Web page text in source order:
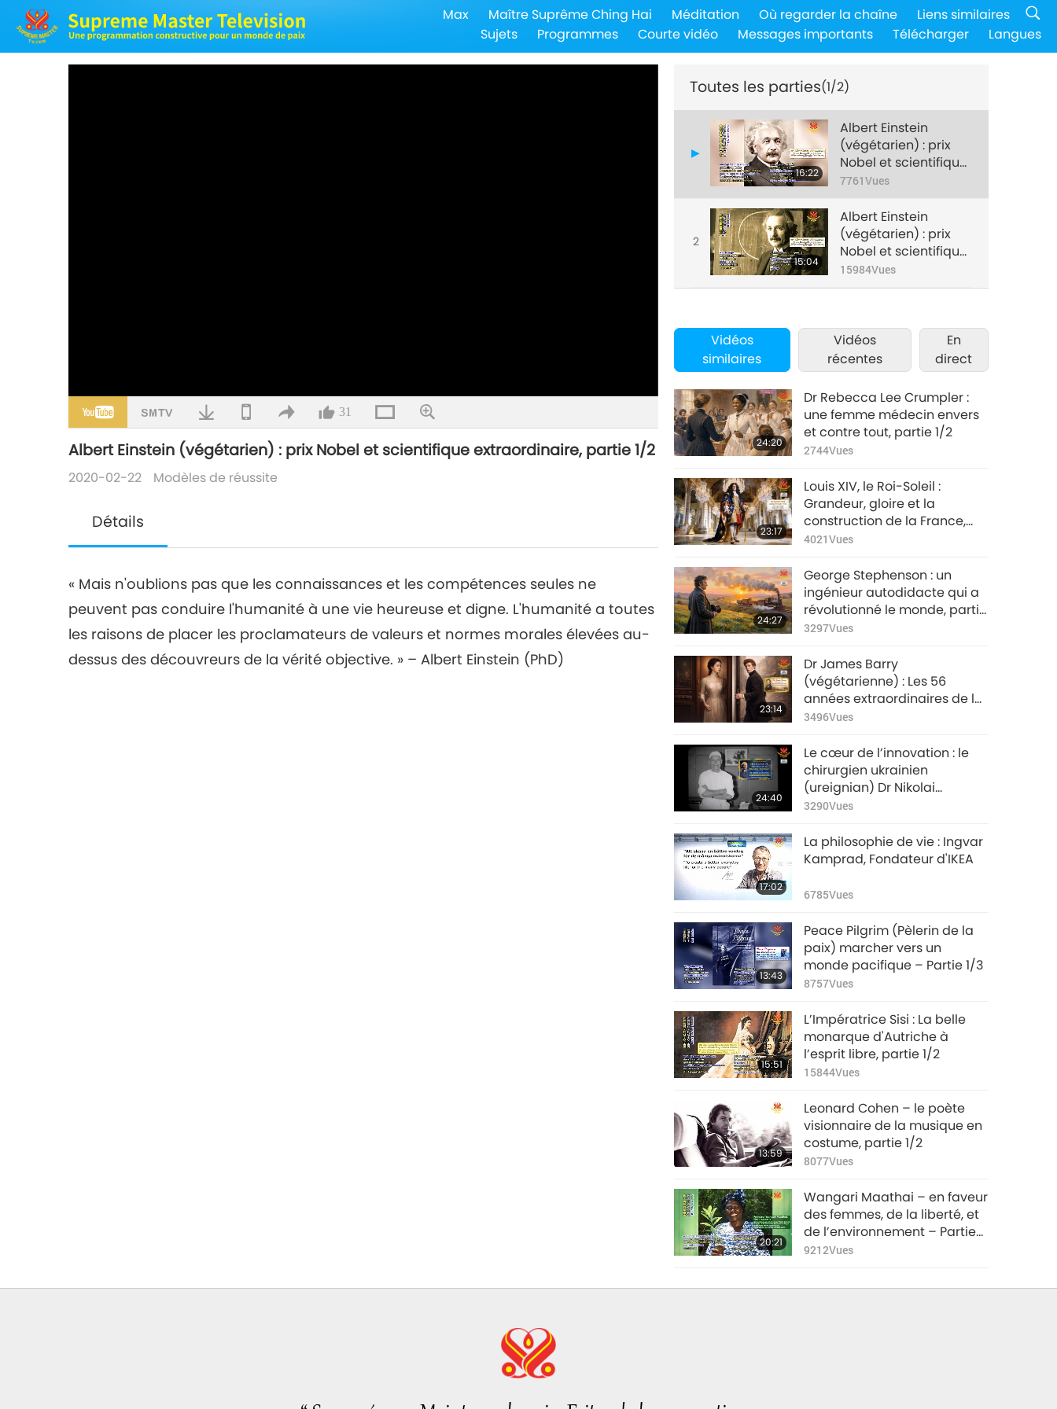
Max Maître Suprême Ching Hai Méditation Où regarder la chaîne
Liens similaires
Sujets
Programmes Courte vidéo Messages importants Télécharger Langues
31
Albert Einstein (végétarien) : prix ​​Nobel et scientifique extraordinaire, partie 1/2
2020-02-22 Modèles de réussite
Détails
« Mais n'oublions pas que les connaissances et les compétences seules ne
peuvent pas conduire l'humanité à une vie heureuse et digne. L'humanité a toutes
les raisons de placer les proclamateurs de valeurs et normes morales élevées au-
dessus des découvreurs de la vérité objective. » – Albert Einstein (PhD)
Toutes les parties(1/2)
16:22
Albert Einstein
(végétarien) : prix ​​
Nobel et scientifique
extraordinaire, partie
1/2
7761Vues
2
15:04
Albert Einstein
(végétarien) : prix ​​
Nobel et scientifique
extraordinaire, partie
2/2
15984Vues
Vidéos
similaires
Vidéos
récentes
En
direct
24:20
Dr Rebecca Lee Crumpler :
une femme médecin envers
et contre tout, partie 1/2
2744Vues
23:17
Louis XIV, le Roi-Soleil :
Grandeur, gloire et la
construction de la France,
partie 1/3
4021Vues
24:27
George Stephenson : un
ingénieur autodidacte qui a
révolutionné le monde, partie
1/2
3297Vues
23:14
Dr James Barry
(végétarienne) : Les 56
années extraordinaires de la
vie secrète d’une
3496Vues
24:40
Le cœur de l’innovation : le
chirurgien ukrainien
(ureignian) Dr Nikolai
Amosov, partie 1/2
3290Vues
17:02
La philosophie de vie : Ingvar
Kamprad, Fondateur d'IKEA
6785Vues
13:43
Peace Pilgrim (Pèlerin de la
paix) marcher vers un
monde pacifique – Partie 1/3
8757Vues
15:51
L’Impératrice Sisi : La belle
monarque d'Autriche à
l’esprit libre, partie 1/2
15844Vues
13:59
Leonard Cohen – le poète
visionnaire de la musique en
costume, partie 1/2
8077Vues
20:21
Wangari Maathai – en faveur
des femmes, de la liberté, et
de l’environnement – Partie
1/2
9212Vues